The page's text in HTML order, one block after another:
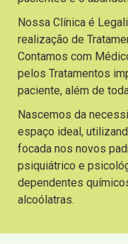
Nossa Clínica é
realização de
Contamos com
pelos Tratamentos
paciente, além de
Nascemos da
espaço ideal,
focada nos novos
psiquiátrico e
dependentes
alcoólatras.